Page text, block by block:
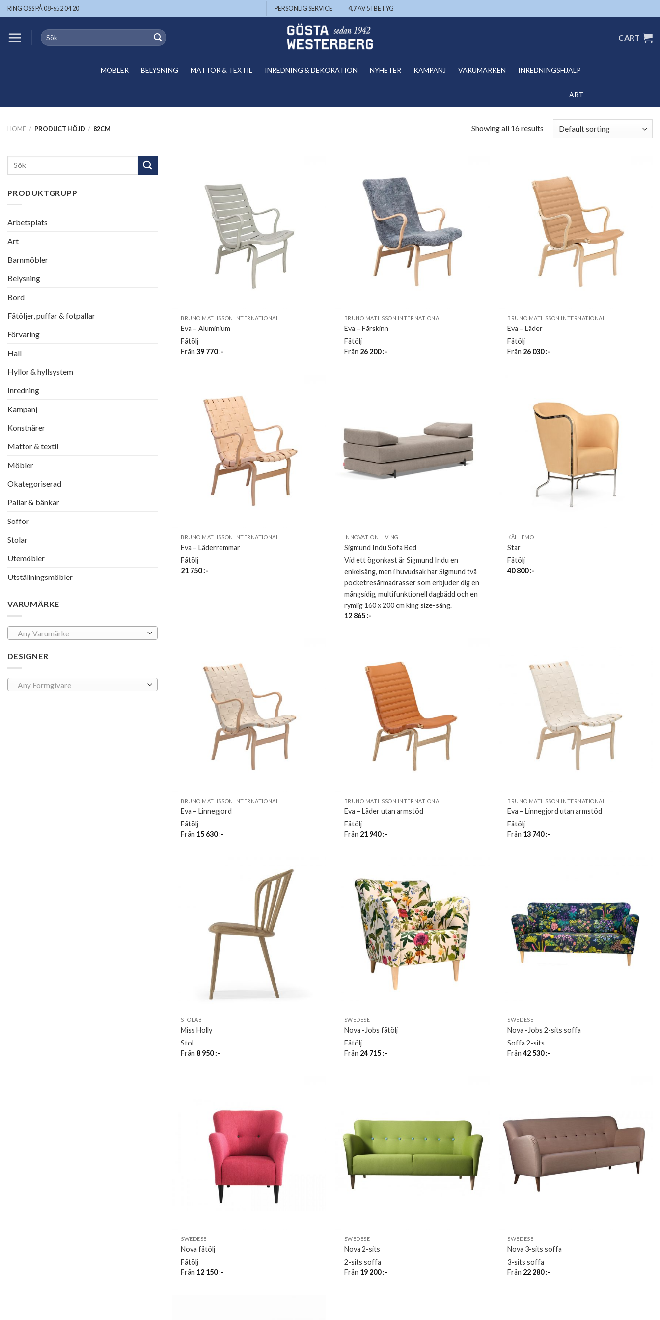
Skip
to
RING OSS PÅ 08-652 04 20 PERSONLIG SERVICE 4,7AV 5 I BETYG
Search
for:
CART
MÖBLER BELYSNING MATTOR & TEXTIL INREDNING & DEKORATION NYHETER KAMPANJ VARUMÄRKEN INREDNINGSHJÄLP
ART
HOME / PRODUCT HÖJD / 82CM Showing all 16 results
Search
PRODUKTGRUPP
Arbetsplats
Art
Barnmöbler
Belysning
Bord
Fåtöljer, puffar & fotpallar
Förvaring
Hall
Hyllor & hyllsystem
Inredning
Kampanj
Konstnärer
Mattor & textil
Möbler
Okategoriserad
Pallar & bänkar
Soffor
Stolar
Utemöbler
Utställningsmöbler
VARUMÄRKE
Any Varumärke
DESIGNER
Any Formgivare
BRUNO MATHSSON INTERNATIONAL
Eva – Aluminium
Fåtölj
Från39 770:-
BRUNO MATHSSON INTERNATIONAL
Eva – Fårskinn
Fåtölj
Från 26 200:-
BRUNO MATHSSON INTERNATIONAL
Eva – Läder
Fåtölj
Från 26 030:-
BRUNO MATHSSON INTERNATIONAL
Eva – Läderremmar
Fåtölj
21 750:-
INNOVATION LIVING
Sigmund Indu Sofa Bed
Vid ett ögonkast är Sigmund Indu en
enkelsäng, men i huvudsak har Sigmund två
pocketresårmadrasser som erbjuder dig en
mångsidig, multifunktionell dagbädd och en
rymlig 160 x 200 cm king size-säng.
12 865 :-
KÄLLEMO
Star
Fåtölj
40 800:-
BRUNO MATHSSON INTERNATIONAL
Eva – Linnegjord
Fåtölj
Från 15 630:-
BRUNO MATHSSON INTERNATIONAL
Eva – Läder utan armstöd
Fåtölj
Från 21 940:-
BRUNO MATHSSON INTERNATIONAL
Eva – Linnegjord utan armstöd
Fåtölj
Från 13 740:-
STOLAB
Miss Holly
Stol
Från 8 950:-
SWEDESE
Nova -Jobs fåtölj
Fåtölj
Från 24 715 :-
SWEDESE
Nova -Jobs 2-sits soffa
Soffa 2-sits
Från42 530:-
SWEDESE
Nova fåtölj
Fåtölj
Från 12 150:-
SWEDESE
Nova 2-sits
2-sits soffa
Från 19 200:-
SWEDESE
Nova 3-sits soffa
3-sits soffa
Från 22 280:-